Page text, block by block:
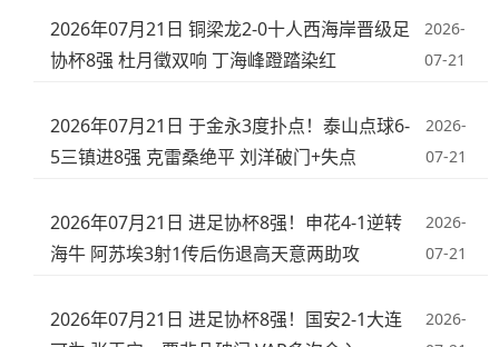
2026年07月21日 铜梁龙2-0十人西海岸晋级足
协杯8强 杜月徵双响 丁海峰蹬踏染红
2026-
07-21
2026年07月21日 于金永3度扑点！泰山点球6-
5三镇进8强 克雷桑绝平 刘洋破门+失点
2026-
07-21
2026年07月21日 进足协杯8强！申花4-1逆转
海牛 阿苏埃3射1传后伤退高天意两助攻
2026-
07-21
2026年07月21日 进足协杯8强！国安2-1大连
2026-